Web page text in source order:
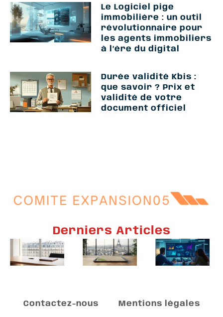
Le Logiciel pige
immobilière : un outil
révolutionnaire pour
les agents immobiliers
à l’ère du digital
Durée validité Kbis :
que savoir ? Prix et
validité de votre
document officiel
Derniers Articles
Contactez-nous Mentions légales